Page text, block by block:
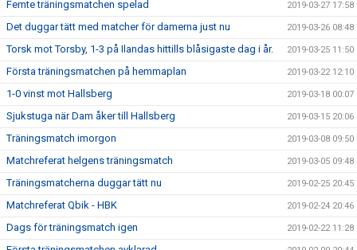
Femte träningsmatchen spelad 2019-03-27 17:58
Det duggar tätt med matcher för damerna just nu 2019-03-26 08:48
Torsk mot Torsby, 1-3 på Ilandas hittills blåsigaste dag i år. 2019-03-25 11:50
Första träningsmatchen på hemmaplan 2019-03-22 12:10
1-0 vinst mot Hallsberg 2019-03-18 00:07
Sjukstuga när Dam åker till Hallsberg 2019-03-15 20:06
Träningsmatch imorgon 2019-03-08 09:50
Matchreferat helgens träningsmatch 2019-03-05 09:48
Träningsmatcherna duggar tätt nu 2019-02-25 20:45
Matchreferat Qbik - HBK 2019-02-24 20:46
Dags för träningsmatch igen 2019-02-22 11:28